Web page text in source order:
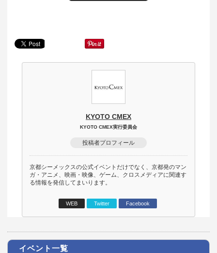
KYOTO CMEX
KYOTO CMEX実行委員会
投稿者プロフィール
京都シーメックスの公式イベントだけでなく、京都発のマン
ガ・アニメ、映画・映像、ゲーム、クロスメディアに関連す
る情報を発信してまいります。
WEB Twitter Facebook
イベント一覧